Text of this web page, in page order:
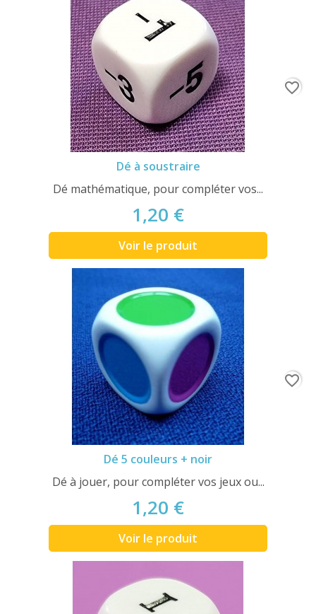
Dé à soustraire
Dé mathématique, pour compléter vos...
1,20 €
Voir le produit
favorite_border
Dé 5 couleurs + noir
Dé à jouer, pour compléter vos jeux ou...
1,20 €
Voir le produit
favorite_border